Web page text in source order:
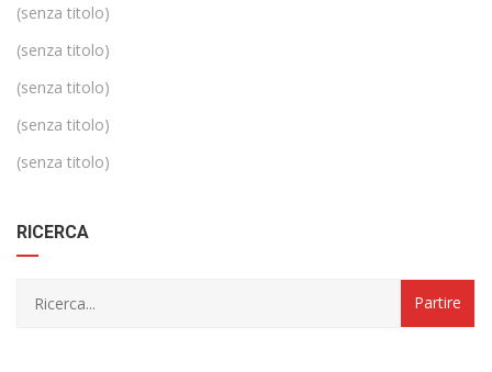
(senza titolo)
(senza titolo)
(senza titolo)
(senza titolo)
(senza titolo)
RICERCA